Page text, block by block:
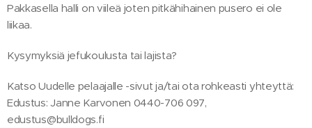
Pakkasella halli on viileä joten pitkähihainen pusero ei ole
liikaa.
Kysymyksiä jefukoulusta tai lajista?
Katso Uudelle pelaajalle -sivut ja/tai ota rohkeasti yhteyttä:
Edustus: Janne Karvonen 0440-706 097,
edustus@bulldogs.fi